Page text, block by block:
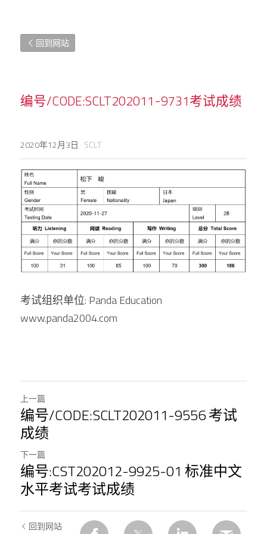
回到网站
编号/CODE:SCLT202011-9731考试成绩
2020年12月3日 · SCLT
考试组织单位: Panda Education
www.panda2004.com
上一篇
编号/CODE:SCLT202011-9556 考试
成绩
下一篇
编号:CST202012-9925-01 标准中文
水平考试考试成绩
回到网站